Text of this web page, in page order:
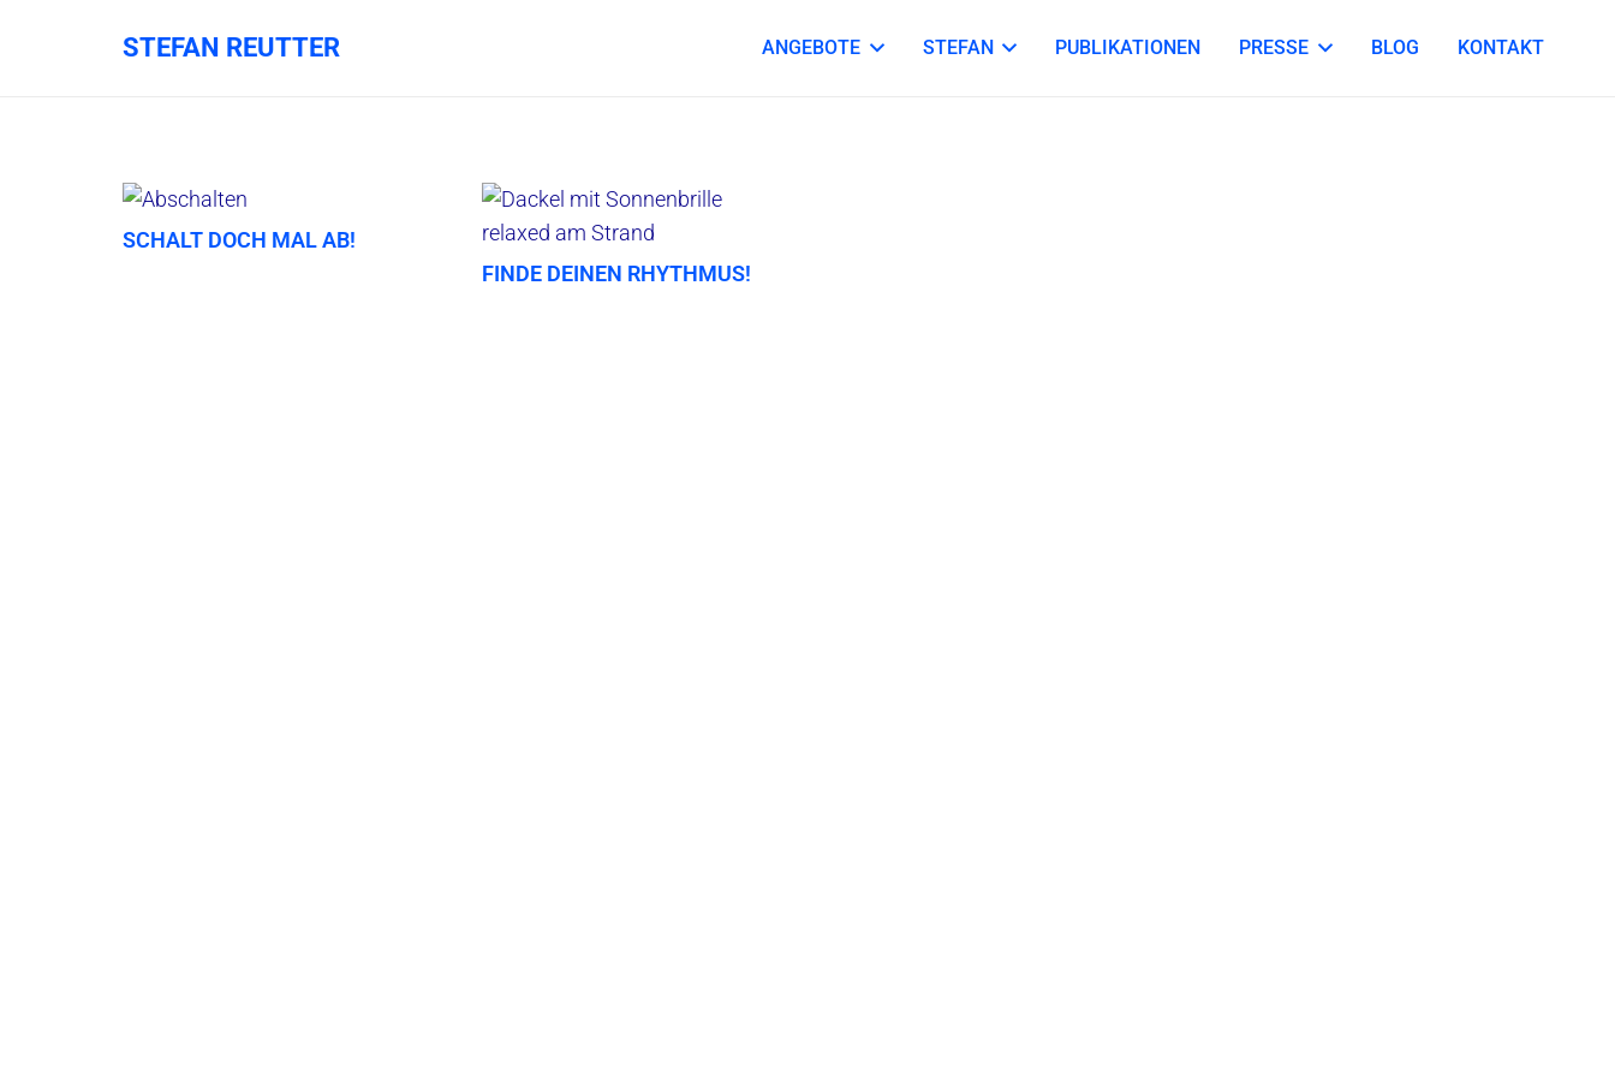
STEFAN REUTTER ANGEBOTE STEFAN PUBLIKATIONEN PRESSE BLOG KONTAKT
SCHALT DOCH MAL AB!
FINDE DEINEN RHYTHMUS!